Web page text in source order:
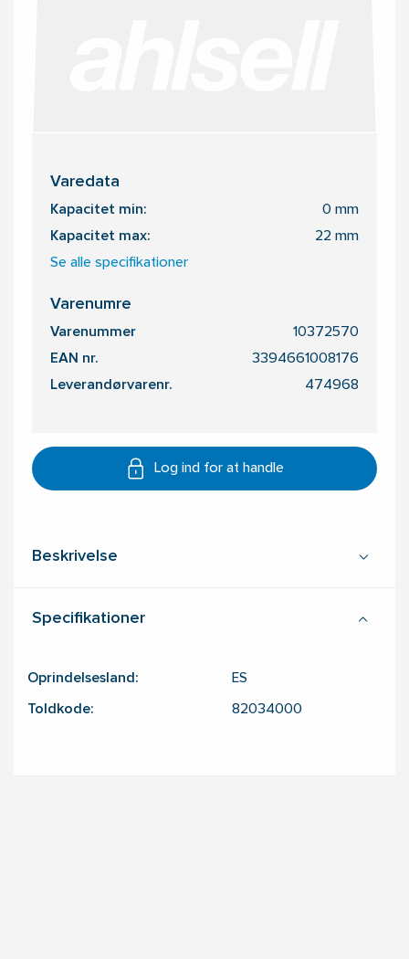
Varedata
Kapacitet min: 0 mm
Kapacitet max: 22 mm
Se alle specifikationer
Varenumre
Varenummer 10372570
EAN nr. 3394661008176
Leverandørvarenr. 474968
Log ind for at handle
Beskrivelse
Specifikationer
Oprindelsesland: ES
Toldkode: 82034000